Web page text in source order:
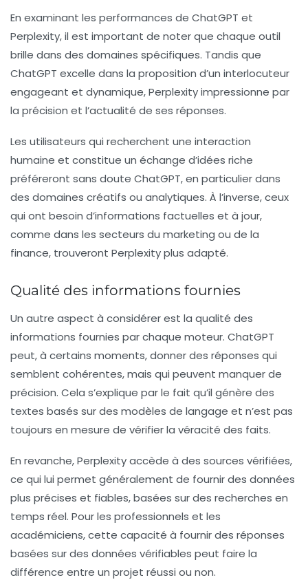
En examinant les performances de ChatGPT et
Perplexity, il est important de noter que chaque outil
brille dans des domaines spécifiques. Tandis que
ChatGPT excelle dans la proposition d’un interlocuteur
engageant et dynamique,Perplexityimpressionne par
la précision et l’actualité de ses réponses.
Les utilisateurs qui recherchent une interaction
humaine et constitue un échange d’idées riche
préféreront sans doute ChatGPT, en particulier dans
des domaines créatifs ou analytiques. À l’inverse, ceux
qui ont besoin d’informations factuelles et à jour,
comme dans les secteurs du marketing ou de la
finance, trouveront Perplexityplus adapté.
Qualité des informations fournies
Un autre aspect à considérer est la qualité des
informations fournies par chaque moteur. ChatGPT
peut, à certains moments, donner des réponses qui
semblent cohérentes, mais qui peuvent manquer de
précision. Cela s’explique par le fait qu’il génère des
textes basés sur des modèles de langage et n’est pas
toujours en mesure de vérifier la véracité des faits.
En revanche,Perplexityaccède à des sources vérifiées,
ce qui lui permet généralement de fournir des données
plus précises et fiables, basées sur des recherches en
temps réel. Pour les professionnels et les
académiciens, cette capacité à fournir des réponses
basées sur des données vérifiables peut faire la
différence entre un projet réussi ou non.